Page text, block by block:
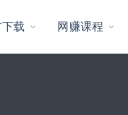
载 网赚课程